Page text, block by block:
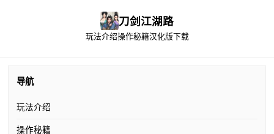
刀剑江湖路
玩法介绍操作秘籍汉化版下载
导航
玩法介绍
操作秘籍